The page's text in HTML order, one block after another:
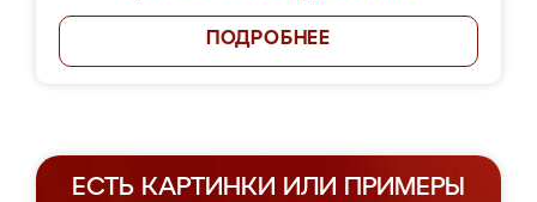
ПОДРОБНЕЕ
ЕСТЬ КАРТИНКИ ИЛИ ПРИМЕРЫ